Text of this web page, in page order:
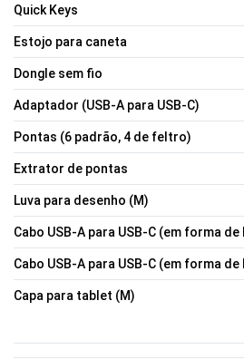
Quick Keys
Estojo para caneta
Dongle sem fio
Adaptador (USB-A para USB-C)
Pontas (6 padrão, 4 de feltro)
Extrator de pontas
Luva para desenho (M)
Cabo USB-A para USB-C (em forma de
Cabo USB-A para USB-C (em forma de
Capa para tablet (M)